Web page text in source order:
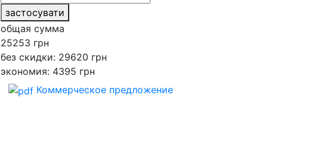
застосувати
общая сумма
25253 грн
без скидки: 29620 грн
экономия: 4395 грн
Коммерческое предложение